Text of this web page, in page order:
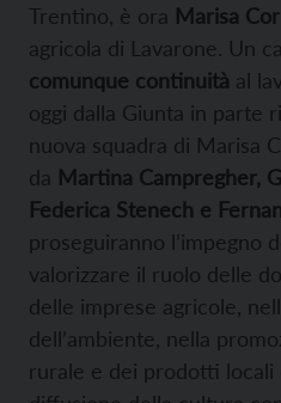
Trentino, è ora Marisa
agricola di Lavarone. Un
comunque continuità al
oggi dalla Giunta in parte
nuova squadra di Marisa
da Martina Campregher,
Federica Stenech e
proseguiranno l’impegno
valorizzare il ruolo delle
delle imprese agricole,
dell’ambiente, nella
rurale e dei prodotti locali